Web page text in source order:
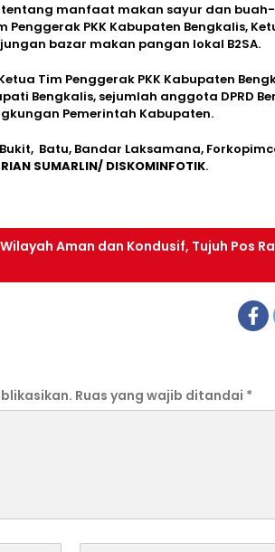
manfaat makan sayur dan
PKK Kabupaten Bengkalis,
bazar makan pangan lokal B2SA.
Tim Penggerak PKK Kabupaten
Bengkalis, sejumlah anggota DPRD
Pemerintah Kabupaten.
Batu, Bandar Laksamana,
SUMARLIN/ DISKOMINFOTIK.
Aman dan Kondusif, Tujuh Pos
Ruas yang wajib ditandai *